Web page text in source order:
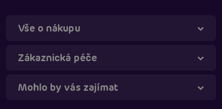
Vše o nákupu
Zákaznická péče
Mohlo by vás zajímat
Táňa - virtuální asistentka